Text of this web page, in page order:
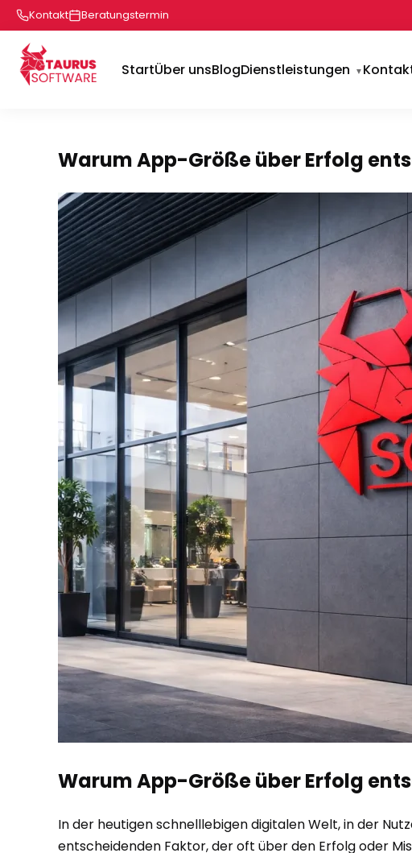
Kontakt Beratungstermin
StartÜber unsBlogDienstleistungen
Warum App-Größe über Erfolg
Warum App-Größe über Erfolg
In der heutigen schnelllebigen digitalen Welt, in der
entscheidenden Faktor, der oft über den Erfolg oder